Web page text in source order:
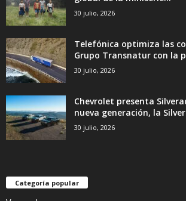
30 julio, 2026
Telefónica optimiza las
Grupo Transnatur con la
30 julio, 2026
Chevrolet presenta
nueva generación, la
30 julio, 2026
Categoría popular